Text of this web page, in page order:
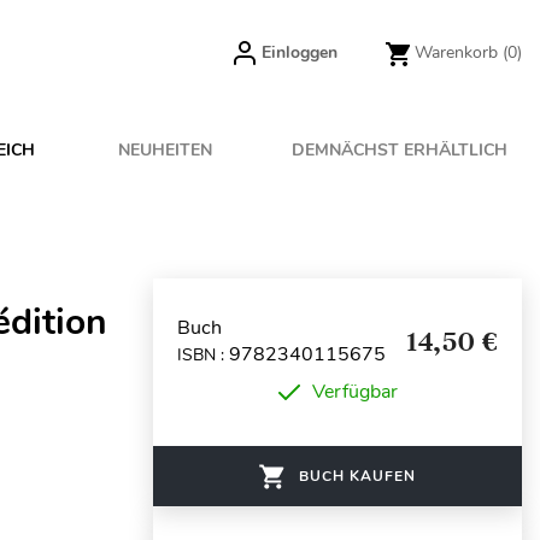
Einloggen Warenkorb (0)
NEUHEITEN DEMNÄCHST ERHÄLTLICH
Buch
ISBN : 9782340115675 14,50 €
Verfügbar
BUCH KAUFEN